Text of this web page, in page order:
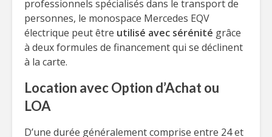
professionnels spécialisés dans le transport de
personnes, le monospace Mercedes EQV
électrique peut être utilisé avec sérénité grâce
à deux formules de financement qui se déclinent
à la carte.
Location avec Option d’Achat ou
LOA
D’une durée généralement comprise entre 24 et